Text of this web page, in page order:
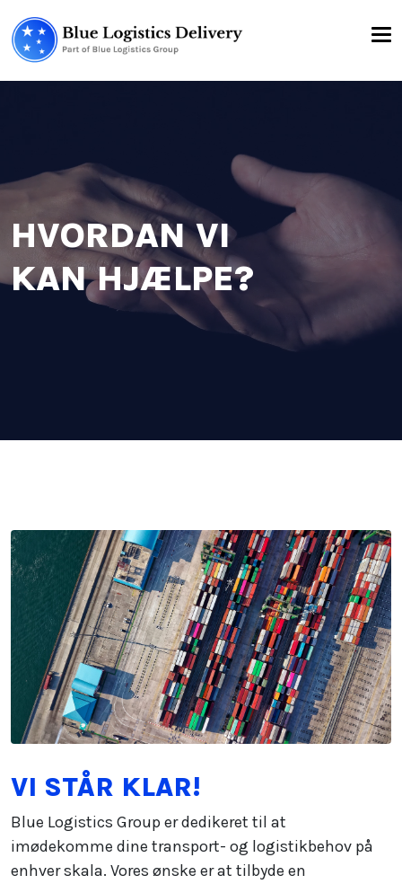
HVORDAN VI
KAN HJÆLPE?
VI STÅR KLAR!
Blue Logistics Group er dedikeret til at
imødekomme dine transport- og logistikbehov på
enhver skala. Vores ønske er at tilbyde en